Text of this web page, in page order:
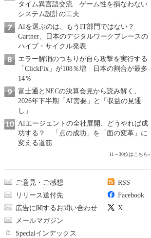
タイム異言語交流 ゲーム性を損なわない
システム設計の工夫
AIを選ぶのは、もうIT部門ではない？
Gartner、日本のデジタルワークプレースの
ハイプ・サイクル発表
エラー解消のつもりが自ら攻撃を実行する
「ClickFix」が108％増 日本の割合が最多
14％
富士通とNECの決算会見から読み解く、
2026年下半期「AI需要」と「収益の見通
し」
AIエージェントの全社展開、どうやれば成
功する？ 「点の成功」を「面の変革」に
変える道筋
11～30位はこちら»
ご意見・ご感想
リリース送付先
広告に関するお問い合わせ
メールマガジン
Specialインデックス
RSS
Facebook
X